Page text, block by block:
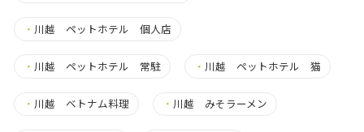
・ 川越 ペットホテル 個人店
・ 川越 ペットホテル 常駐 ・ 川越 ペットホテル 猫
・ 川越 ベトナム料理 ・ 川越 みそラーメン